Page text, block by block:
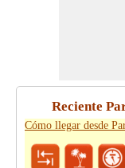
Reciente
Cómo llegar desde